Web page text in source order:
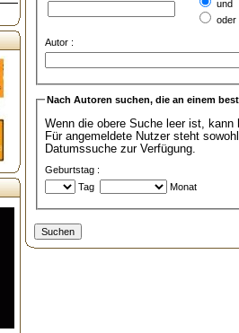
und
oder
Autor :
Nach Autoren suchen, die an einem
Wenn die obere Suche leer ist, kann hier nach Geburtstagen gesucht werden.
Für angemeldete Nutzer steht sowohl eine erweiterte Autoren- als auch
Datumssuche zur Verfügung.
Geburtstag :
Tag
Monat